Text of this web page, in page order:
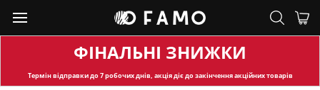
ФІНАЛЬНІ ЗНИЖКИ
Термін відправкидо 7 робочих днів, акція діє до закінчення акційних товарів